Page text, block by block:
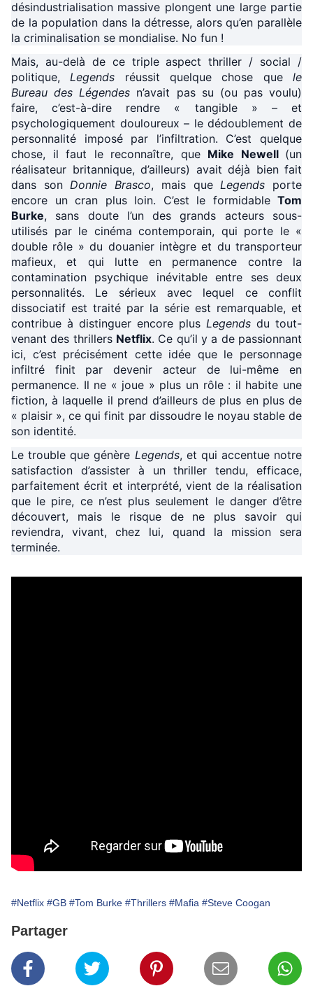
désindustrialisation massive plongent une large partie
de la population dans la détresse, alors qu’en parallèle
la criminalisation se mondialise. No fun !
Mais, au-delà de ce triple aspect thriller / social /
politique,
Legends réussit quelque chose que
le
Bureau des Légendes n’avait pas su (ou pas voulu)
faire, c’est-à-dire rendre « tangible » – et
psychologiquement douloureux – le dédoublement de
personnalité imposé par l’infiltration. C’est quelque
chose, il faut le reconnaître, que Mike Newell (un
réalisateur britannique, d’ailleurs) avait déjà bien fait
dans son Donnie Brasco, mais que Legends porte
encore un cran plus loin. C’est le formidable Tom
Burke, sans doute l’un des grands acteurs sous-
utilisés par le cinéma contemporain, qui porte le «
double rôle » du douanier intègre et du transporteur
mafieux, et qui lutte en permanence contre la
contamination psychique inévitable entre ses deux
personnalités. Le sérieux avec lequel ce conflit
dissociatif est traité par la série est remarquable, et
contribue à distinguer encore plus Legends du tout-
venant des thrillers Netflix. Ce qu’il y a de passionnant
ici, c’est précisément cette idée que le personnage
infiltré finit par devenir acteur de lui-même en
permanence. Il ne « joue » plus un rôle : il habite une
fiction, à laquelle il prend d’ailleurs de plus en plus de
« plaisir », ce qui finit par dissoudre le noyau stable de
son identité.
Le trouble que génère Legends, et qui accentue notre
satisfaction d’assister à un thriller tendu, efficace,
parfaitement écrit et interprété, vient de la réalisation
que le pire, ce n’est plus seulement le danger d’être
découvert, mais le risque de ne plus savoir qui
reviendra, vivant, chez lui, quand la mission sera
terminée.
#Netflix #GB #Tom Burke #Thrillers #Mafia #Steve Coogan
Partager